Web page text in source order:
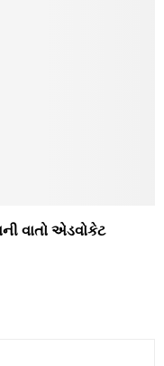
વાતો એડવોકેટ